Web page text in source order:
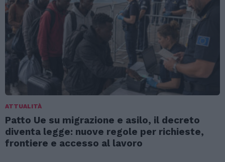
ATTUALITÀ
Patto Ue su migrazione e asilo, il decreto
diventa legge: nuove regole per richieste,
frontiere e accesso al lavoro